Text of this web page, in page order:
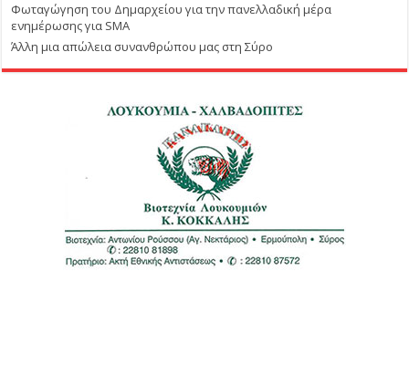
Φωταγώγηση του Δημαρχείου για την πανελλαδική μέρα
ενημέρωσης για SMA
Άλλη μια απώλεια συνανθρώπου μας στη Σύρο